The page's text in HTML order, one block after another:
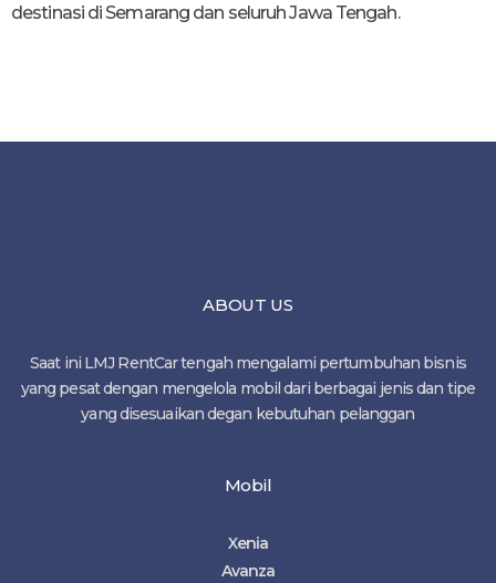
destinasi di Semarang dan seluruh Jawa Tengah.
ABOUT US
Saat ini LMJ RentCar tengah mengalami pertumbuhan bisnis
yang pesat dengan mengelola mobil dari berbagai jenis dan tipe
yang disesuaikan degan kebutuhan pelanggan
Mobil
Xenia
Avanza